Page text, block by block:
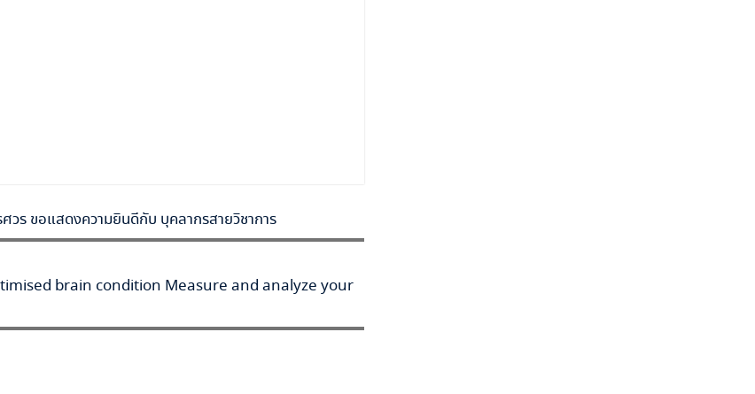
ร ขอแสดงความยินดีกับ บุคลากรสายวิชาการ
brain condition Measure and analyze your